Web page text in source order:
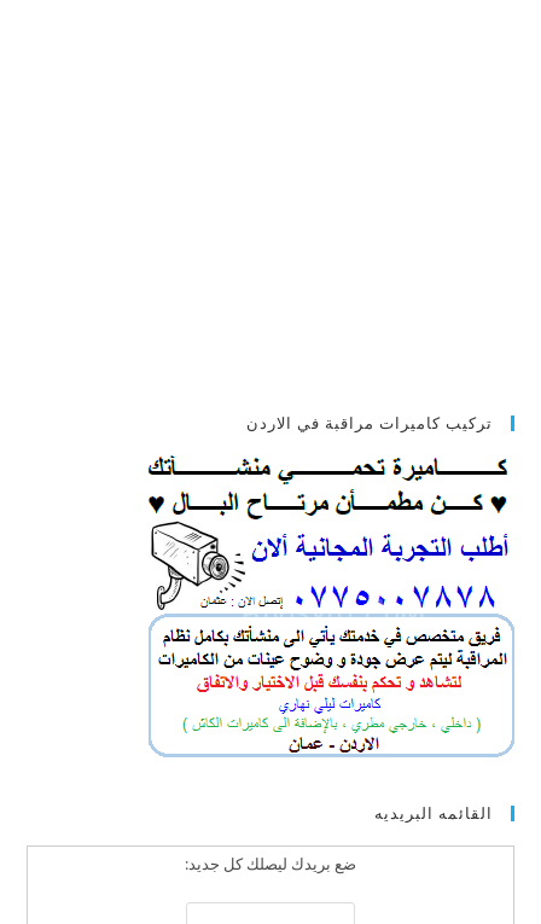
تركيب كاميرات مراقبة في الاردن
القائمه البريديه
ضع بريدك ليصلك كل جديد: